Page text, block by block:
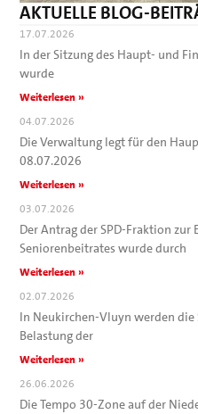
AKTUELLE BLOG-
17.07.2026
In der Sitzung des Haupt- und
wurde
Weiterlesen »
04.07.2026
Die Verwaltung legt für den
08.07.2026
Weiterlesen »
03.07.2026
Der Antrag der SPD-Fraktion zur
Seniorenbeitrates wurde durch
Weiterlesen »
02.07.2026
In Neukirchen-Vluyn werden
Belastung der
Weiterlesen »
26.06.2026
Die Tempo 30-Zone auf der